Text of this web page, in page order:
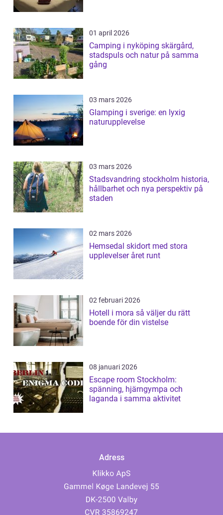
01 april 2026
Camping i nyköping skärgård,
stadspuls och natur på samma
gång
03 mars 2026
Glamping i sverige: en lyxig
naturupplevelse
03 mars 2026
Stadsvandring stockholm historia,
hållbarhet och nya perspektiv på
staden
02 mars 2026
Hemsedal skidort med stora
upplevelser året runt
02 februari 2026
Hotell i mora så väljer du rätt
boende för din vistelse
08 januari 2026
Escape room Stockholm:
spänning, hjärngympa och
laganda i samma aktivitet
Adress